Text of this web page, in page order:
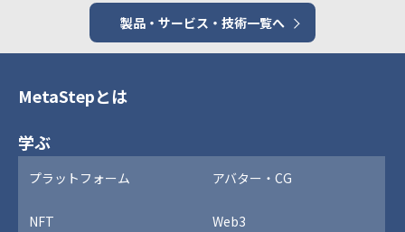
製品・サービス・技術一覧へ
MetaStepとは
学ぶ
プラットフォーム アバター・CG
NFT Web3